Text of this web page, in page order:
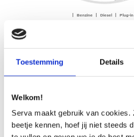
Toestemming Details
Welkom!
Serva maakt gebruik van cookies.
beetje kennen, hoef jij niet steeds
| Benzine | Diesel | Plug-in
20″ 10-Spoke Silver
Op